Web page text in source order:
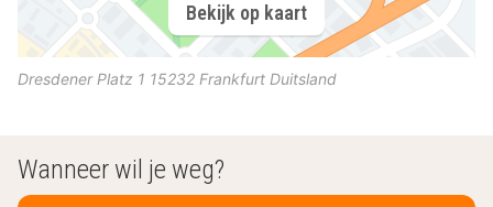
Bekijk op kaart
Dresdener Platz 1 15232 Frankfurt Duitsland
Wanneer wil je weg?